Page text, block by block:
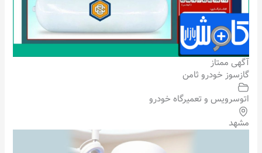
آگهی ممتاز
گازسوز خودرو ثامن
اتوسرویس و تعمیرگاه خودرو
مشهد